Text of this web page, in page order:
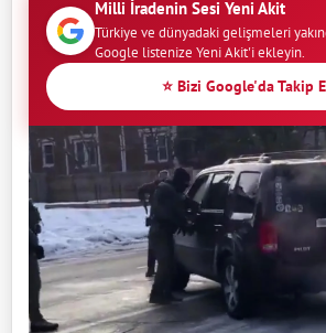
Milli İradenin Sesi Yeni Akit
Türkiye ve dünyadaki gelişmeleri
Google listenize Yeni Akit'i ekleyin.
⭐ Bizi Google'da Takip